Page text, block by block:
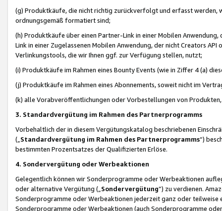
(g) Produktkäufe, die nicht richtig zurückverfolgt und erfasst werden,
ordnungsgemäß formatiert sind;
(h) Produktkäufe über einen Partner-Link in einer Mobilen
Link in einer Zugelassenen Mobilen Anwendung, der nicht Creators
Verlinkungstools, die wir Ihnen ggf. zur Verfügung stellen, nutzt;
(i) Produktkäufe im Rahmen eines Bounty Events (wie in Ziffer 4 (a)
(j) Produktkäufe im Rahmen eines Abonnements, soweit nicht im
(k) alle Vorabveröffentlichungen oder Vorbestellungen von
3. Standardvergütung im Rahmen des Partnerprogramms
Vorbehaltlich der in diesem Vergütungskatalog beschriebenen
(„ Standardvergütung im Rahmen des Partnerprogramms“)
bestimmten Prozentsatzes der Qualifizierten Erlöse.
4. Sondervergütung oder Werbeaktionen
Gelegentlich können wir Sonderprogramme oder Werbeaktionen
oder alternative Vergütung („ Sondervergütung”) zu verdienen.
Sonderprogramme oder Werbeaktionen jederzeit ganz oder
Sonderprogramme oder Werbeaktionen (auch Sonderprogramme